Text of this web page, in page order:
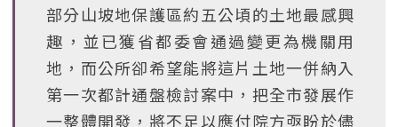
部分山坡地保護區約五公頃的土地最感興
趣，並已獲省都委會通過變更為機關用
地，而公所卻希望能將這片土地一併納入
第一次都計通盤檢討案中，把全市發展作
一整體開發，將不足以應付院方亟盼於儘